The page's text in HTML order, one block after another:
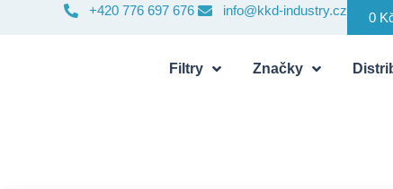
+420 776 697 676 info@kkd-industry.cz 0
Filtry Značky